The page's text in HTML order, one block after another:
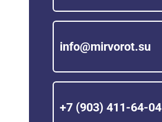
info@mirvorot.su
+7 (903) 411-64-04